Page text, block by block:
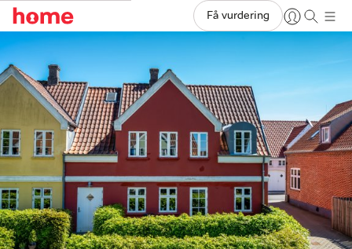
Få vurdering